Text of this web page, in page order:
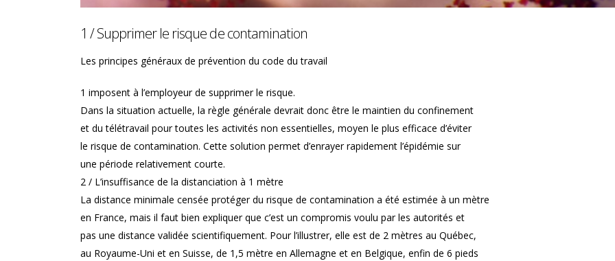
1 / Supprimer le risque de contamination
Les principes généraux de prévention du code du travail
1 imposent à l’employeur de supprimer le risque.
Dans la situation actuelle, la règle générale devrait donc être le maintien du confinement
et du télétravail pour toutes les activités non essentielles, moyen le plus efficace d’éviter
le risque de contamination. Cette solution permet d’enrayer rapidement l’épidémie sur
une période relativement courte.
2 / L’insuffisance de la distanciation à 1 mètre
La distance minimale censée protéger du risque de contamination a été estimée à un mètre
en France, mais il faut bien expliquer que c’est un compromis voulu par les autorités et
pas une distance validée scientifiquement. Pour l’illustrer, elle est de 2 mètres au Québec,
au Royaume-Uni et en Suisse, de 1,5 mètre en Allemagne et en Belgique, enfin de 6 pieds